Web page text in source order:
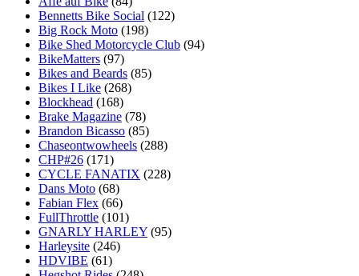
Bennetts Bike Social (122)
Big Rock Moto (198)
Bike Shed Motorcycle Club (94)
BikeMatters (97)
Bikes and Beards (85)
Bikes I Like (268)
Blockhead (168)
Brake Magazine (78)
Brandon Bicasso (85)
Chaseontwowheels (288)
CHP#26 (171)
CYCLE FANATIX (228)
Dans Moto (68)
Fabian Flex (66)
FullThrottle (101)
GNARLY HARLEY (95)
Harleysite (246)
HDVIBE (61)